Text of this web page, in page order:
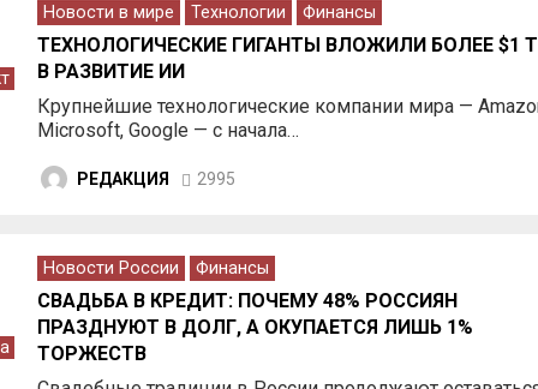
Новости в мире Технологии Финансы
ТЕХНОЛОГИЧЕСКИЕ ГИГАНТЫ ВЛОЖИЛИ БОЛЕЕ $1
В РАЗВИТИЕ ИИ
Крупнейшие технологические компании мира —
Microsoft, Google — с начала…
РЕДАКЦИЯ 2995
Новости России Финансы
СВАДЬБА В КРЕДИТ: ПОЧЕМУ 48% РОССИЯН
ПРАЗДНУЮТ В ДОЛГ, А ОКУПАЕТСЯ ЛИШЬ 1%
ТОРЖЕСТВ